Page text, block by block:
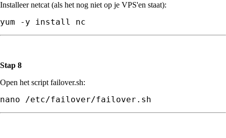
Installeer netcat (als het nog niet op je VPS'en staat):
yum -y install nc
Stap 8
Open het script failover.sh:
nano /etc/failover/failover.sh